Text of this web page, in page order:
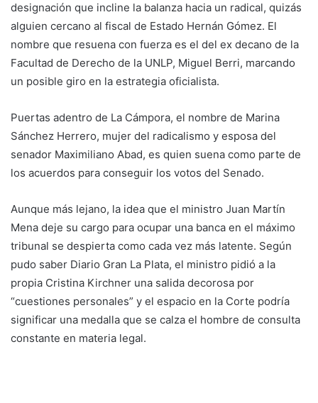
designación que incline la balanza hacia un radical, quizás
alguien cercano al fiscal de Estado Hernán Gómez. El
nombre que resuena con fuerza es el del ex decano de la
Facultad de Derecho de la UNLP, Miguel Berri, marcando
un posible giro en la estrategia oficialista.
Puertas adentro de La Cámpora, el nombre de Marina
Sánchez Herrero, mujer del radicalismo y esposa del
senador Maximiliano Abad, es quien suena como parte de
los acuerdos para conseguir los votos del Senado.
Aunque más lejano, la idea que el ministro Juan Martín
Mena deje su cargo para ocupar una banca en el máximo
tribunal se despierta como cada vez más latente. Según
pudo saber Diario Gran La Plata, el ministro pidió a la
propia Cristina Kirchner una salida decorosa por
“cuestiones personales” y el espacio en la Corte podría
significar una medalla que se calza el hombre de consulta
constante en materia legal.